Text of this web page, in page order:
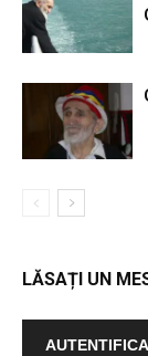
LĂSAȚI UN